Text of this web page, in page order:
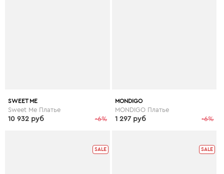
SWEET ME
Sweet Me Платье
-6%
10 932 руб
MONDIGO
MONDIGO Платье
-6%
1 297 руб
SALE SALE